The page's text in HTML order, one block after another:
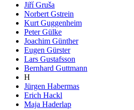
Jiří Gruša
Norbert Gstrein
Kurt Guggenheim
Peter Gülke
Joachim Günther
Eugen Gürster
Lars Gustafsson
Bernhard Guttmann
H
Jürgen Habermas
Erich Hackl
Maja Haderlap